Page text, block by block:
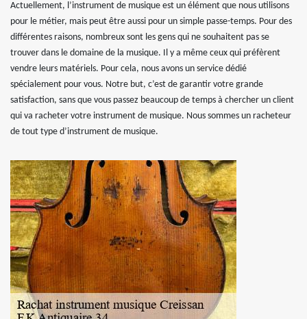
Actuellement, l’instrument de musique est un élément que nous utilisons
pour le métier, mais peut être aussi pour un simple passe-temps. Pour des
différentes raisons, nombreux sont les gens qui ne souhaitent pas se
trouver dans le domaine de la musique. Il y a même ceux qui préfèrent
vendre leurs matériels. Pour cela, nous avons un service dédié
spécialement pour vous. Notre but, c’est de garantir votre grande
satisfaction, sans que vous passez beaucoup de temps à chercher un client
qui va racheter votre instrument de musique. Nous sommes un racheteur
de tout type d’instrument de musique.